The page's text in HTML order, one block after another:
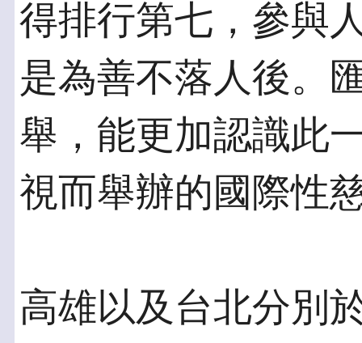
得排行第七，參與
是為善不落人後。
舉，能更加認識此
視而舉辦的國際性
高雄以及台北分別